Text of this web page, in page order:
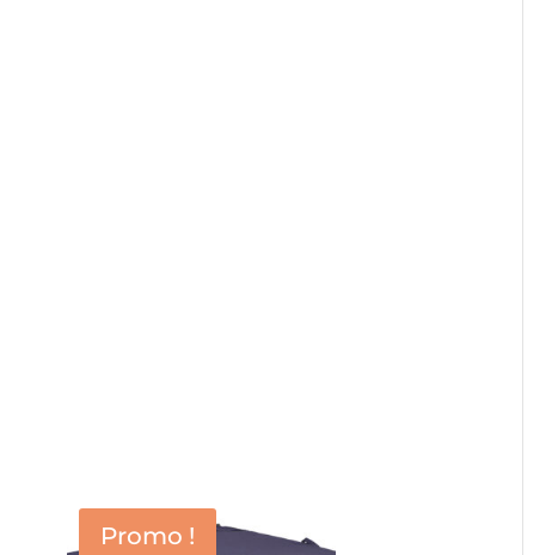
Promo !